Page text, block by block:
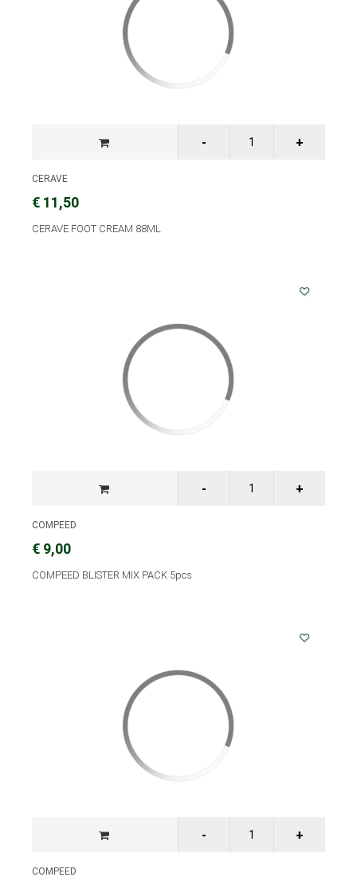
CERAVE
€ 11,50
CERAVE FOOT CREAM 88ML
COMPEED
€ 9,00
COMPEED BLISTER MIX PACK 5pcs
COMPEED